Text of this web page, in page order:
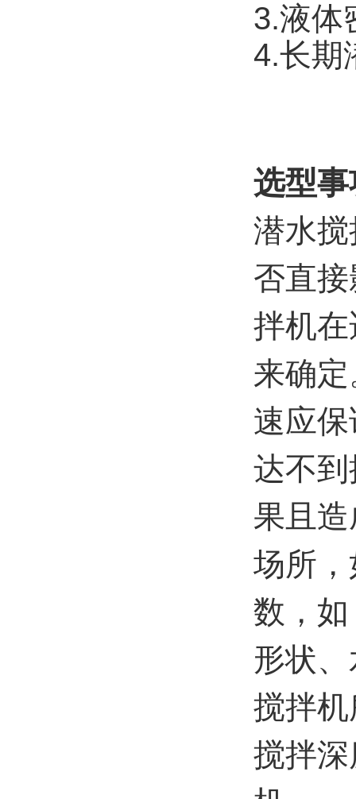
3.液体
4.长期
选型事
潜水
否直
拌机
来确
速应
达不
果且
场所
数，
形状
搅拌
搅拌